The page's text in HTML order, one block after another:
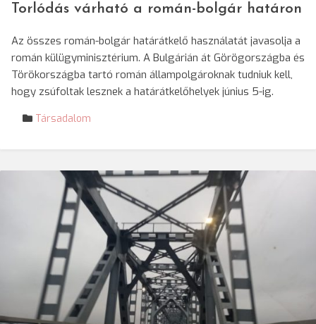
Torlódás várható a román-bolgár határon
Az összes román-bolgár határátkelő használatát javasolja a
román külügyminisztérium. A Bulgárián át Görögországba és
Törökországba tartó román állampolgároknak tudniuk kell,
hogy zsúfoltak lesznek a határátkelőhelyek június 5-ig.
Társadalom